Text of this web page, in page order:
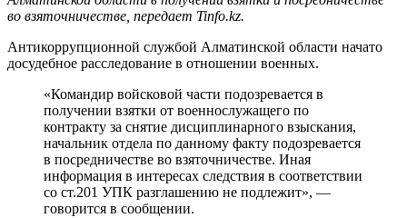
во взяточничестве, передает Tinfo.kz.
Антикоррупционной службой Алматинской области начато
досудебное расследование в отношении военных.
«Командир войсковой части подозревается в
получении взятки от военнослужащего по
контракту за снятие дисциплинарного взыскания,
начальник отдела по данному факту подозревается
в посредничестве во взяточничестве. Иная
информация в интересах следствия в соответствии
со ст.201 УПК разглашению не подлежит», —
говорится в сообщении.